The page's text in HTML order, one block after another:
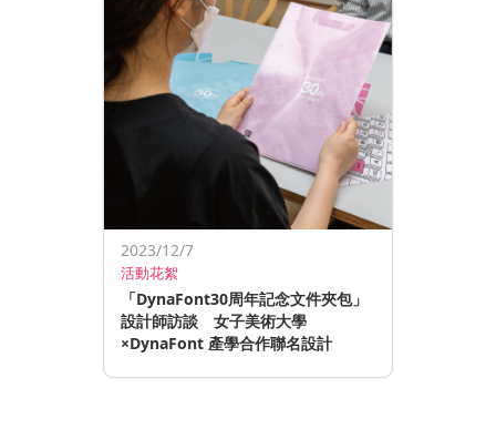
2023/12/7
活動花絮
「DynaFont30周年記念文件夾包」
設計師訪談 女子美術大學
×DynaFont 產學合作聯名設計